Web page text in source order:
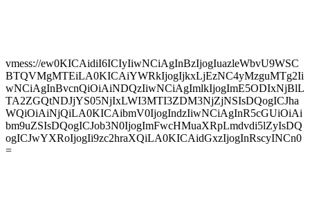
vmess://ew0KICAidiI6ICIyIiwNCiAgInBzIjogIuazleWbvU9WSC
BTQVMgMTEiLA0KICAiYWRkIjogIjkxLjEzNC4yMzguMTg2Ii
wNCiAgInBvcnQiOiAiNDQzIiwNCiAgImlkIjogImE5ODIxNjBlL
TA2ZGQtNDJjYS05NjIxLWI3MTI3ZDM3NjZjNSIsDQogICJha
WQiOiAiNjQiLA0KICAibmV0IjogIndzIiwNCiAgInR5cGUiOiAi
bm9uZSIsDQogICJob3N0IjogImFwcHMuaXRpLmdvdi5lZyIsDQ
ogICJwYXRoIjogIi9zc2hraXQiLA0KICAidGxzIjogInRscyINCn0
=